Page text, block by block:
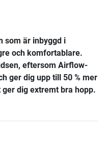
som är inbyggd i
och komfortablare.
eftersom Airflow-
ger dig upp till 50 % mer
dig extremt bra hopp.